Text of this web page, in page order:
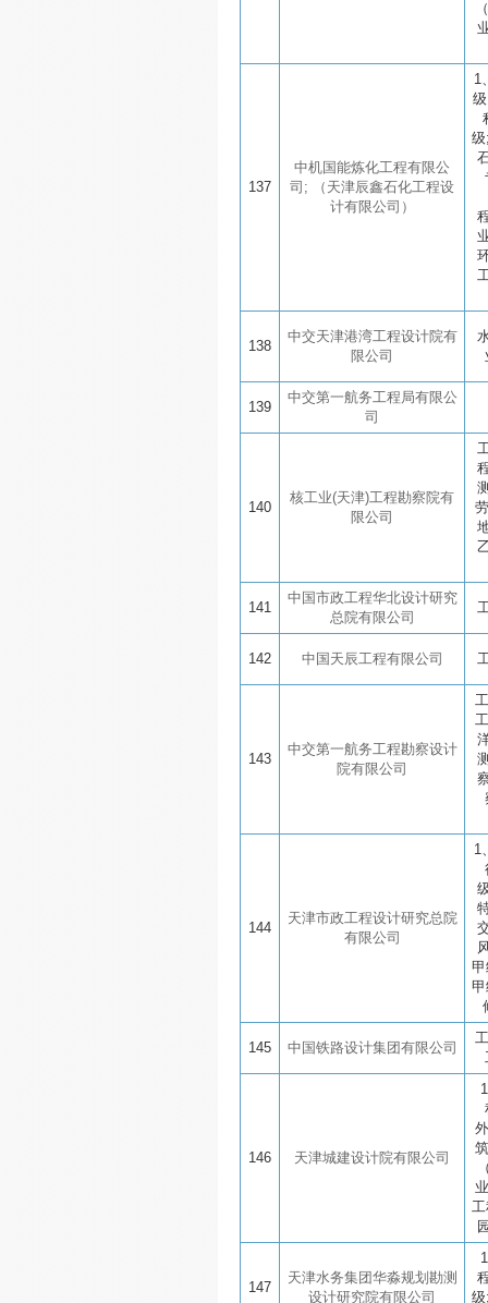
137
中机国能炼化工程有限公
司; （天津辰鑫石化工程设
计有限公司）
1
138
中交天津港湾工程设计院有
限公司
139
中交第一航务工程局有限公
司
140
核工业(天津)工程勘察院有
限公司
141
中国市政工程华北设计研究
总院有限公司
142 中国天辰工程有限公司
143
中交第一航务工程勘察设计
院有限公司
144
天津市政工程设计研究总院
有限公司
1
145 中国铁路设计集团有限公司
146 天津城建设计院有限公司
147
天津水务集团华淼规划勘测
设计研究院有限公司